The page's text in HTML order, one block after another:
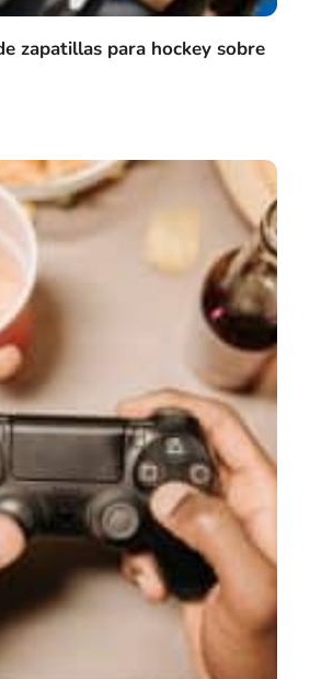
zapatillas para hockey sobre